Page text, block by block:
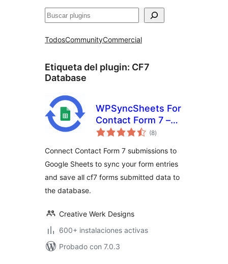
Buscar
TodosCommunityCommercial
Etiqueta del plugin: CF7
Database
WPSyncSheets For
Contact Form 7 –
CF7 Google Sheets
to Database
(8total
de
)
Connect Contact Form 7 submissions to
Google Sheets to sync your form entries
and save all cf7 forms submitted data to
the database.
Creative Werk Designs
600+ instalaciones activas
Probado con 7.0.3